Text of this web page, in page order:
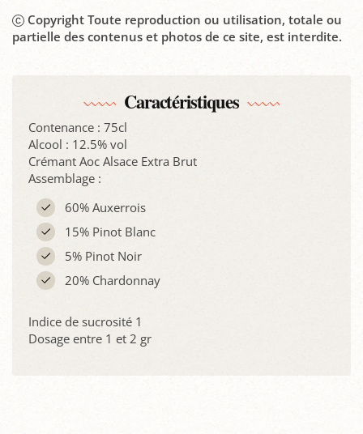
Copyright Toute reproduction ou utilisation, totale ou
partielle des contenus et photos de ce site, est interdite.
Caractéristiques
Contenance : 75cl
Alcool : 12.5% vol
Crémant Aoc Alsace Extra Brut
Assemblage :
60% Auxerrois
15% Pinot Blanc
5% Pinot Noir
20% Chardonnay
Indice de sucrosité 1
Dosage entre 1 et 2 gr